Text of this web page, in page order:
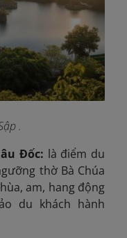
.
Đốc: là điểm du
thờ Bà Chúa
am, hang động
du khách hành